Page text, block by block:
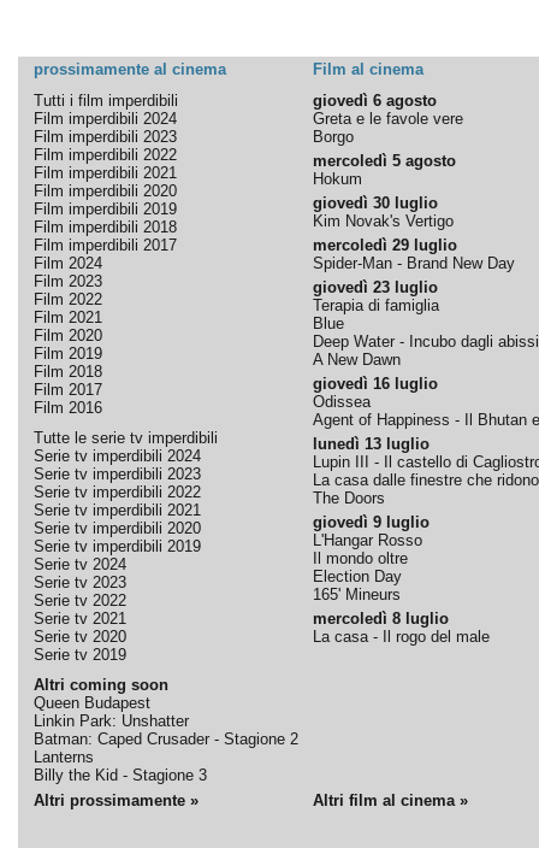
prossimamente al cinema
Film al cinema
Tutti i film imperdibili
Film imperdibili 2024
Film imperdibili 2023
Film imperdibili 2022
Film imperdibili 2021
Film imperdibili 2020
Film imperdibili 2019
Film imperdibili 2018
Film imperdibili 2017
Film 2024
Film 2023
Film 2022
Film 2021
Film 2020
Film 2019
Film 2018
Film 2017
Film 2016
Tutte le serie tv imperdibili
Serie tv imperdibili 2024
Serie tv imperdibili 2023
Serie tv imperdibili 2022
Serie tv imperdibili 2021
Serie tv imperdibili 2020
Serie tv imperdibili 2019
Serie tv 2024
Serie tv 2023
Serie tv 2022
Serie tv 2021
Serie tv 2020
Serie tv 2019
Altri coming soon
Queen Budapest
Linkin Park: Unshatter
Batman: Caped Crusader - Stagione 2
Lanterns
Billy the Kid - Stagione 3
giovedì 6 agosto
Greta e le favole vere
Borgo
mercoledì 5 agosto
Hokum
giovedì 30 luglio
Kim Novak's Vertigo
mercoledì 29 luglio
Spider-Man - Brand New Day
giovedì 23 luglio
Terapia di famiglia
Blue
Deep Water - Incubo dagli abissi
A New Dawn
giovedì 16 luglio
Odissea
Agent of Happiness - Il Bhutan
lunedì 13 luglio
Lupin III - Il castello di
La casa dalle finestre che ridono
The Doors
giovedì 9 luglio
L'Hangar Rosso
Il mondo oltre
Election Day
165' Mineurs
mercoledì 8 luglio
La casa - Il rogo del male
Altri prossimamente » Altri film al cinema »